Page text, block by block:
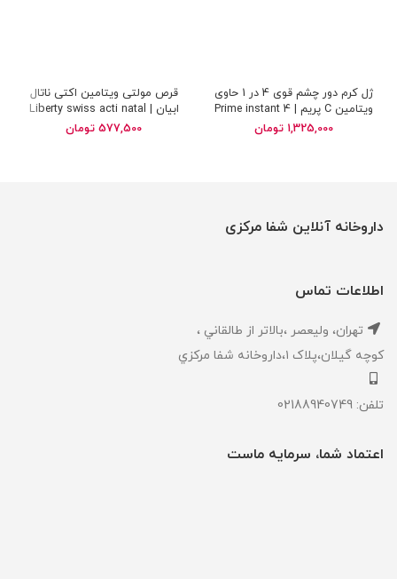
ژل کرم دور چشم قوی 4 در 1 حاوی
ویتامین C پریم | Prime instant 4
in 1 gel eye lifting cream
1,325,000 تومان
قرص مولتی ویتامین اکتی ناتال
ابیان | Liberty swiss acti natal
multivitamin
577,500 تومان
داروخانه آنلاین شفا مرکزی
اطلاعات تماس
تهران، ‎وليعصر ،بالاتر از طالقاني ،
كوچه گيلان،پلاک ۱،داروخانه شفا مركزي
تلفن: 02188940749
اعتماد شما، سرمایه ماست